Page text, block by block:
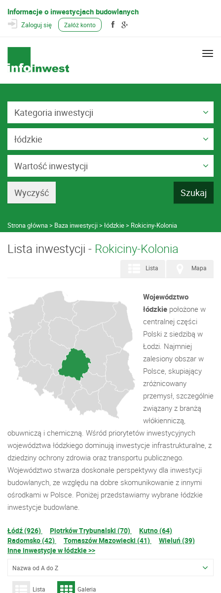
Informacje o inwestycjach budowlanych
Zaloguj się Załóż konto
Kategoria inwestycji
łódzkie
Wartość inwestycji
Strona główna Baza inwestycji łódzkie Rokiciny-Kolonia
Lista inwestycji - Rokiciny-Kolonia
Mapa
Lista
Województwo
łódzkie położone w
centralnej części
Polski z siedzibą w
Łodzi. Najmniej
zalesiony obszar w
Polsce, skupiający
zróżnicowany
przemysł, szczególnie
związany z branżą
włókienniczą,
obuwniczą i chemiczną. Wśród priorytetów inwestycyjnych
województwa łódzkiego dominują inwestycje infrastrukturalne, z
dziedziny ochrony zdrowia oraz transportu publicznego.
Województwo stwarza doskonałe perspektywy dla inwestycji
budowlanych, ze względu na dobre skomunikowanie z innymi
ośrodkami w Polsce. Poniżej przedstawiamy wybrane łódzkie
inwestycje budowlane.
Łódź (926) Piotrków Trybunalski (70)
Kutno (64)
Radomsko (42)
Tomaszów Mazowiecki (41)
Wieluń (39)
Inne inwestycje w łódzkie >>
Nazwa od A do Z
Lista Galeria